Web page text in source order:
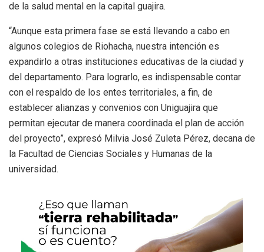
de la salud mental en la capital guajira.
“Aunque esta primera fase se está llevando a cabo en
algunos colegios de Riohacha, nuestra intención es
expandirlo a otras instituciones educativas de la ciudad y
del departamento. Para lograrlo, es indispensable contar
con el respaldo de los entes territoriales, a fin, de
establecer alianzas y convenios con Uniguajira que
permitan ejecutar de manera coordinada el plan de acción
del proyecto”, expresó Milvia José Zuleta Pérez, decana de
la Facultad de Ciencias Sociales y Humanas de la
universidad.